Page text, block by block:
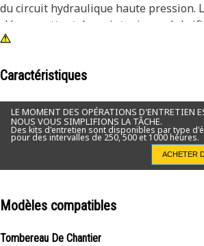
du circuit hydraulique haute pression.
clé permettant de maintenir une
votre circuit hydraulique fragile.
Caractéristiques
LE MOMENT DES OPÉRATIONS D'ENTRETIEN
NOUS VOUS SIMPLIFIONS LA TÂCHE.
Des kits d'entretien sont disponibles par type
pour des intervalles de 250, 500 et 1000 heures.
ACHETER
Modèles compatibles
Tombereau De Chantier